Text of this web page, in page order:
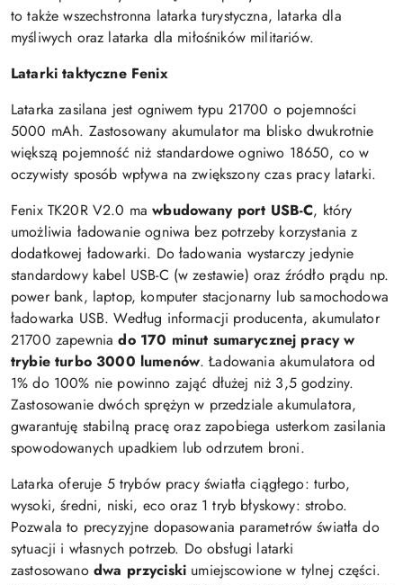
to także wszechstronna latarka turystyczna, latarka dla
myśliwych oraz latarka dla miłośników militariów.
Latarki taktyczne Fenix
Latarka zasilana jest ogniwem typu 21700 o pojemności
5000 mAh. Zastosowany akumulator ma blisko dwukrotnie
większą pojemność niż standardowe ogniwo 18650, co w
oczywisty sposób wpływa na zwiększony czas pracy latarki.
Fenix TK20R V2.0 ma wbudowany port USB-C, który
umożliwia ładowanie ogniwa bez potrzeby korzystania z
dodatkowej ładowarki. Do ładowania wystarczy jedynie
standardowy kabel USB-C (w zestawie) oraz źródło prądu np.
power bank, laptop, komputer stacjonarny lub samochodowa
ładowarka USB. Według informacji producenta, akumulator
21700 zapewnia do 170 minut sumarycznej pracy w
trybie turbo 3000 lumenów. Ładowania akumulatora od
1% do 100% nie powinno zająć dłużej niż 3,5 godziny.
Zastosowanie dwóch sprężyn w przedziale akumulatora,
gwarantuję stabilną pracę oraz zapobiega usterkom zasilania
spowodowanych upadkiem lub odrzutem broni.
Latarka oferuje 5 trybów pracy światła ciągłego: turbo,
wysoki, średni, niski, eco oraz 1 tryb błyskowy: strobo.
Pozwala to precyzyjne dopasowania parametrów światła do
sytuacji i własnych potrzeb. Do obsługi latarki
zastosowano dwa przyciski umiejscowione w tylnej części.